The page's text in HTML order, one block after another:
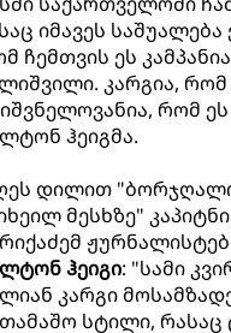
იმავეს
ჩემთვის ეს
კარგია,
რომ
ჰეიგმა.
დილით
მესხზე"
ჰეიგი: "სამი
კარგი
სტილი, რასაც